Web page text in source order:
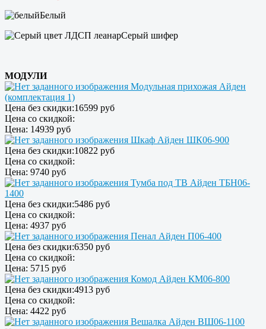
Белый
Серый шифер
МОДУЛИ
Модульная прихожая Айден
(комплектация 1)
Цена без скидки:16599 руб
Цена со скидкой:
Цена: 14939 руб
Шкаф Айден ШК06-900
Цена без скидки:10822 руб
Цена со скидкой:
Цена: 9740 руб
Тумба под ТВ Айден ТБН06-
1400
Цена без скидки:5486 руб
Цена со скидкой:
Цена: 4937 руб
Пенал Айден П06-400
Цена без скидки:6350 руб
Цена со скидкой:
Цена: 5715 руб
Комод Айден КМ06-800
Цена без скидки:4913 руб
Цена со скидкой:
Цена: 4422 руб
Вешалка Айден ВШ06-1100